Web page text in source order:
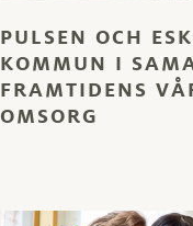
PULSEN OCH
KOMMUN I
FRAMTIDENS
OMSORG